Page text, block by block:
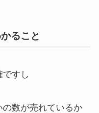
ること
すし
数が売れているか